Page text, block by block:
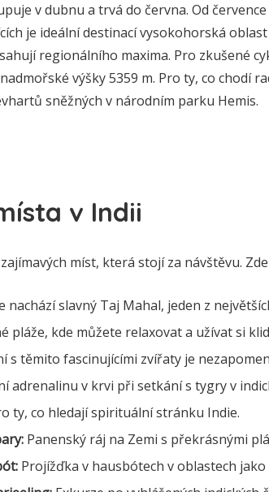
v dubnu a trvá do června. Od
je ideální destinací vysokohorská
regionálního maxima. Pro zkušené
výšky 5359 m. Pro ty, co chodí
sněžných v národním parku Hemis.
v Indii
míst, která stojí za návštěvu.
nachází slavný Taj Mahal, jeden z
pláže, kde můžete relaxovat a užívat si
s těmito fascinujícími zvířaty je
adrenalinu v krvi při setkání s tygry v
ty, co hledají spirituální stránku Indie.
Panenský ráj na Zemi s překrásnými
Projížďka v hausbótech v oblastech